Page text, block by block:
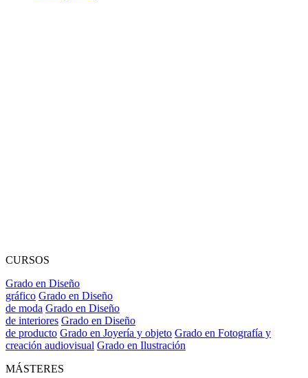
CURSOS
Grado en Diseño
gráfico Grado en Diseño
de moda Grado en Diseño
de interiores Grado en Diseño
de producto Grado en Joyería y objeto Grado en Fotografía y
creación audiovisual Grado en Ilustración
MÁSTERES